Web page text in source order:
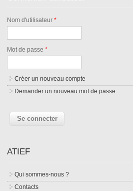
Nom d'utilisateur*
Mot de passe*
Créer un nouveau compte
Demander un nouveau mot de passe
ATIEF
Qui sommes-nous ?
Contacts